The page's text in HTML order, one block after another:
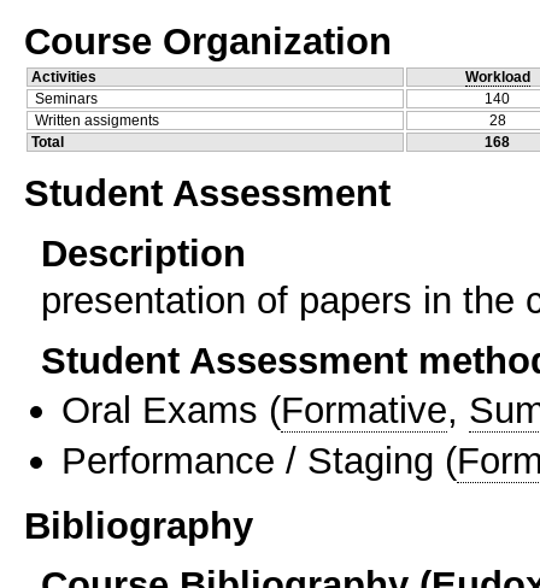
Course Organization
Activities
Workload
Seminars
140
Written assigments
28
Total
168
Student Assessment
Description
presentation of papers in the
Student Assessment
Oral Exams (Formative,
Performance / Staging (
Bibliography